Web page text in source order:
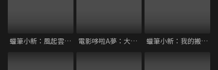
蠟筆小新：風起雲湧！猛烈！大人帝國的反擊 電影哆啦A夢：大雄與奇跡之島～Animal adventure 蠟筆小新：我的搬家物語 仙人掌大襲擊！